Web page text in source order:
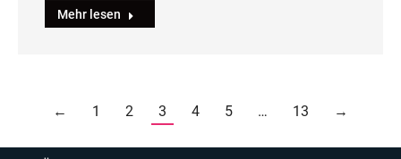
Mehr lesen
← 1 2 3 4 5 … 13 →